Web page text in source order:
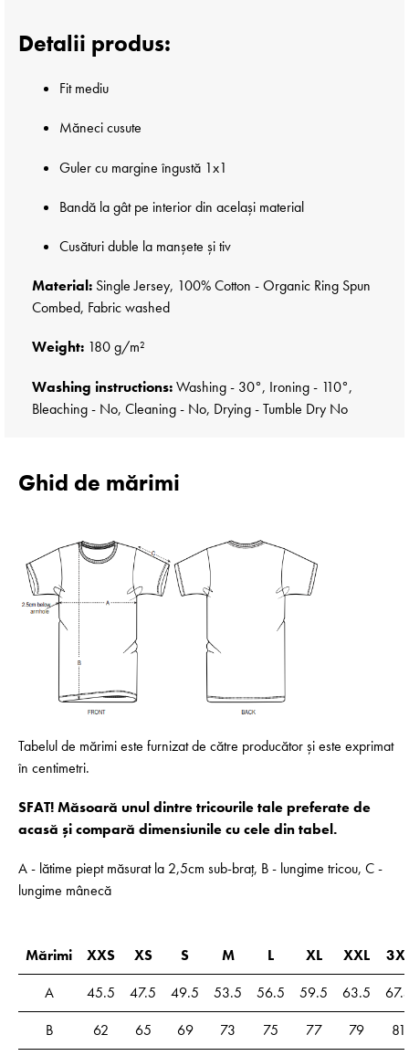
Detalii produs:
Fit mediu
Măneci cusute
Guler cu margine îngustă 1x1
Bandă la gât pe interior din același material
Cusături duble la manșete și tiv
Material: Single Jersey, 100% Cotton - Organic Ring Spun
Combed, Fabric washed
Weight: 180 g/m²
Washing instructions:Washing - 30°, Ironing - 110°,
Bleaching - No, Cleaning - No, Drying - Tumble Dry No
Ghid de mărimi
Tabelul de mărimi este furnizat de către producător și este exprimat
în centimetri.
SFAT! Măsoară unul dintre tricourile tale preferate de
acasă și compară dimensiunile cu cele din tabel.
A - lătime piept măsurat la 2,5cm sub-braț, B - lungime tricou, C -
lungime mânecă
Mărimi XXS XS S M L XL XXL
A
45.5 47.5 49.5 53.5 56.5 59.5 63.5
B
62 65 69 73 75 77 79
81